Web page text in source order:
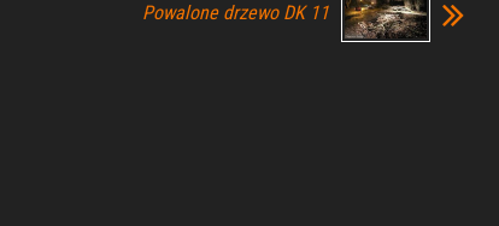
Powalone drzewo DK 11